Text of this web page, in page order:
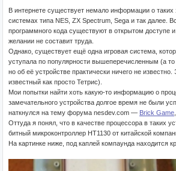
В интернете существует немало информации о таких
системах типа NES, ZX Spectrum, Sega и так далее.
программного кода существуют в открытом доступе
желании не составит труда.
Однако, существует ещё одна игровая система,
уступала по популярности вышеперечисленным (а то
но об её устройстве практически ничего не
известный как просто Тетрис).
Мои попытки найти хоть какую-то информацию о
замечательного устройства долгое время не были
наткнулся на тему форума nesdev.com — Brick Game
Оттуда я понял, что в качестве процессора в таких
битный микроконтроллер HT1130 от китайской
На картинке ниже, под каплей компаунда находится